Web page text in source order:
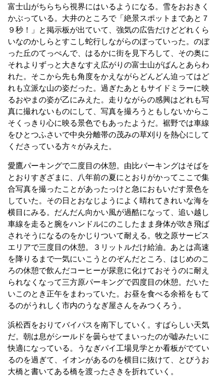
富士山がちらちら視界にはいるようになる。雪をおおきく
かぶっている。大井のところで「絶景スポットまであと７
９秒！」と掲示板が出ていて、強気の広告だけどどれくら
いなのかしらとすこし蛇行しながらのぼっていった。のぼ
った丘のてっぺんで、はるかに街を見下ろして、その奥に
それよりずっと大きなすえ広がりの富士山がばんとあらわ
れた。そこから先も角度をかえながらどんどん迫ってはど
れも立派な山の姿だった。過ぎたあともサイドミラーに映
るおやまの姿が乙にみえた。走りながらの感興はどれも写
真に撮れないものにして、写真を撮ろうともしないからこ
そくっきり心に映る景色でもあったようだ。裾野では車線
をひとつふさいで中央分離帯の茂みの草刈りを熱心にして
くださっている方々がみえた。
愛鷹パーキングで二度目の休憩。由比パーキングはそばを
とおりすぎざまに、八年前の夏にとおりがかってここで集
合写真を撮ったことがあったっけと急におもいだす景色を
していた。その日とおなじようによく晴れてきれいな海を
横目にみる。だんだん向かい風が過酷になって、追い越し
車線を走ると腕をハンドルにのこしたまま身体が吹き飛ば
されそうになるのをかじりついて耐える。牧之原サービス
エリアで三度目の休憩。３リットルだけ給油。あとは高速
を降りるまで一気にいこうとのぞんだところ、はじめのこ
ろの休憩で飲んだコーヒーが尿意に化けておそうのに耐え
られなくなって三方原パーキングで四度目の休憩。だいた
いこのとき正午をまわっていた。お昼を食べる余裕をもて
るのがうれしく市内のうなぎ屋さんをみつくろう。
浜松西をおりてバイパスを南下していく。すばらしい天気
だ。朝は息がシールドを曇らせてまいったのが嘘みたいに
快適になっている。うなぎパイ工場見学とか看板がでてい
るのを過ぎて、イオンがあるのを横目に抜けて、とびうお
大橋と書いてある橋を渡ったさきを折れていく。